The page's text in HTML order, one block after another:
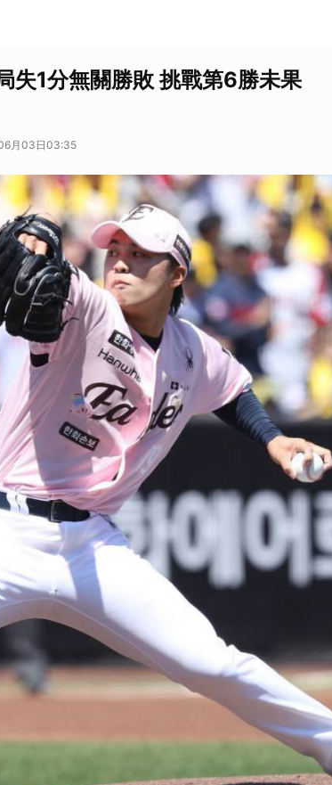
失1分無關勝敗 挑戰第6勝未果
月03日03:35